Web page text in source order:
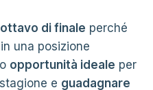
ottavo di finale perché
una posizione
opportunità ideale per
e guadagnare